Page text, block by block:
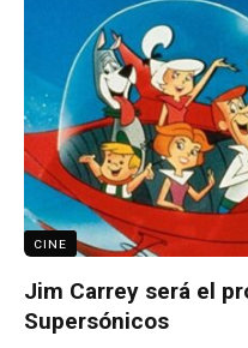
CINE
Jim Carrey será el
Supersónicos